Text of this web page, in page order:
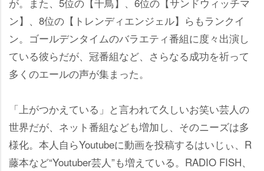
ン】、8位の【トレンディエンジェル】らもランクイ
ン。ゴールデンタイムのバラエティ番組に度々出演し
ている彼らだが、冠番組など、さらなる成功を祈って
多くのエールの声が集まった。
「上がつかえている」と言われて久しいお笑い芸人の
世界だが、ネット番組なども増加し、そのニーズは多
様化。本人自らYoutubeに動画を投稿するはいじぃ、R
藤本など“Youtuber芸人”も増えている。RADIO FISH、